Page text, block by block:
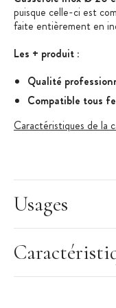
puisque celle-ci est
faite entièrement en
Les + produit :
Qualité
Compatible tous
Caractéristiques de la
Fond de la
Diamètre : 20 cm
Hauteur : 8 cm
Compatibilité : Gaz,
Usages